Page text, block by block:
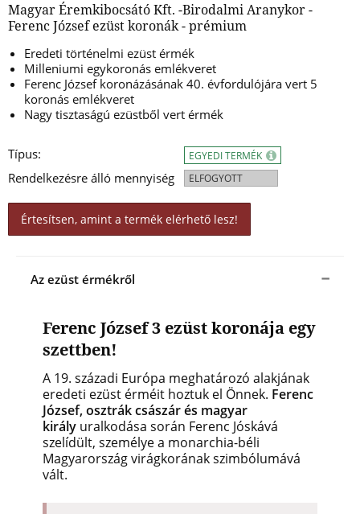
Magyar Éremkibocsátó Kft. -Birodalmi Aranykor -
Ferenc József ezüst koronák - prémium
Eredeti történelmi ezüst érmék
Milleniumi egykoronás emlékveret
Ferenc József koronázásának 40. évfordulójára vert 5
koronás emlékveret
Nagy tisztaságú ezüstből vert érmék
Típus:
Rendelkezésre álló mennyiség
EGYEDI TERMÉK
ELFOGYOTT
Értesítsen, amint a termék elérhető lesz!
Az ezüst érmékről
Ferenc József 3 ezüst koronája egy
szettben!
A 19. századi Európa meghatározó alakjának
eredeti ezüst érméit hoztuk el Önnek. Ferenc
József, osztrák császár és magyar
király uralkodása során Ferenc Jóskává
szelídült, személye a monarchia-béli
Magyarország virágkorának szimbólumává
vált.